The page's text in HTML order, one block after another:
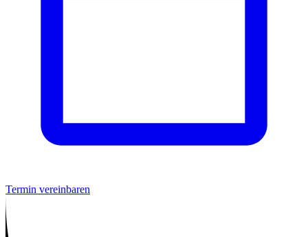
Termin vereinbaren